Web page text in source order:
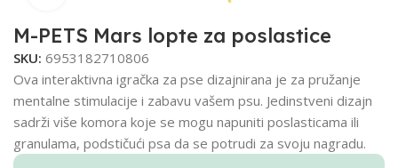
M-PETS Mars lopte za poslastice
SKU: 6953182710806
Ova interaktivna igračka za pse dizajnirana je za pružanje
mentalne stimulacije i zabavu vašem psu. Jedinstveni dizajn
sadrži više komora koje se mogu napuniti poslasticama ili
granulama, podstičući psa da se potrudi za svoju nagradu.